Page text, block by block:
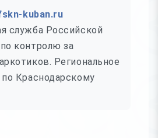
kuban.ru
служба Российской
контролю за
Региональное
Краснодарскому